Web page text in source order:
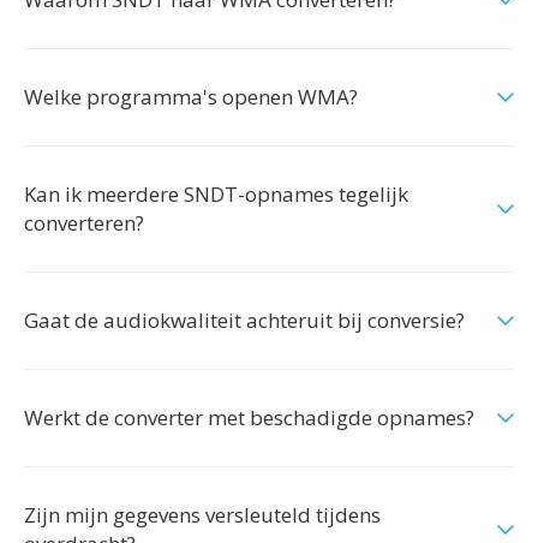
Welke programma's openen WMA?
Kan ik meerdere SNDT-opnames tegelijk
converteren?
Gaat de audiokwaliteit achteruit bij conversie?
Werkt de converter met beschadigde opnames?
Zijn mijn gegevens versleuteld tijdens